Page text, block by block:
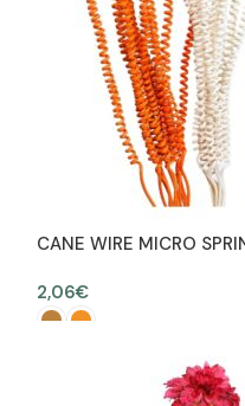
CANE WIRE MICRO
2,06€
SELECCIONAR OPCIONES